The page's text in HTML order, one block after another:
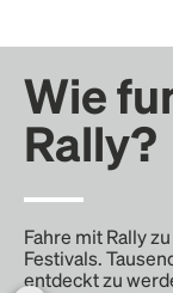
Wie
Rally?
Fahre mit Rally
Festivals.
entdeckt zu